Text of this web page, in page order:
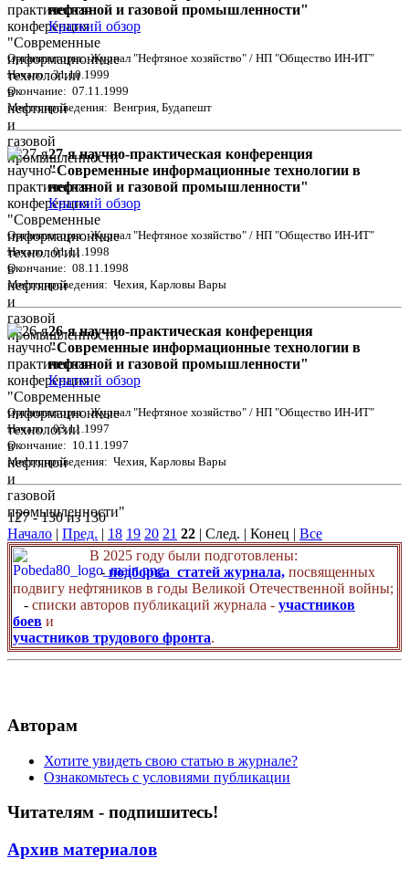
нефтяной и газовой промышленности"
Краткий обзор
Организаторы: Журнал "Нефтяное хозяйство" / НП "Общество ИН-ИТ"
Начало: 31.10.1999
Окончание: 07.11.1999
Место проведения: Венгрия, Будапешт
27-я научно-практическая конференция
"Современные информационные технологии в
нефтяной и газовой промышленности"
Краткий обзор
Организаторы: Журнал "Нефтяное хозяйство" / НП "Общество ИН-ИТ"
Начало: 01.11.1998
Окончание: 08.11.1998
Место проведения: Чехия, Карловы Вары
26-я научно-практическая конференция
"Современные информационные технологии в
нефтяной и газовой промышленности"
Краткий обзор
Организаторы: Журнал "Нефтяное хозяйство" / НП "Общество ИН-ИТ"
Начало: 03.11.1997
Окончание: 10.11.1997
Место проведения: Чехия, Карловы Вары
127 - 130 из 130
Начало | Пред. | 18 19 20 21 22 | След. | Конец | Все
В 2025 году были подготовлены:
- подборка статей журнала, посвященных
подвигу нефтяников в годы Великой Отечественной войны;
- списки авторов публикаций журнала - участников
боев и
участников трудового фронта.
Авторам
Хотите увидеть свою статью в журнале?
Ознакомьтесь с условиями публикации
Читателям - подпишитесь!
Архив материалов